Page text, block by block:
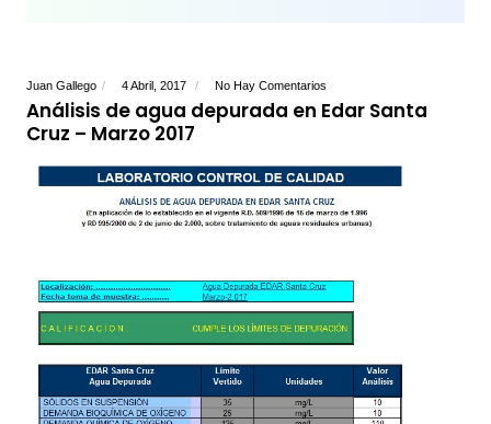
Juan Gallego 4 Abril, 2017 No Hay Comentarios
Análisis de agua depurada en Edar Santa
Cruz – Marzo 2017